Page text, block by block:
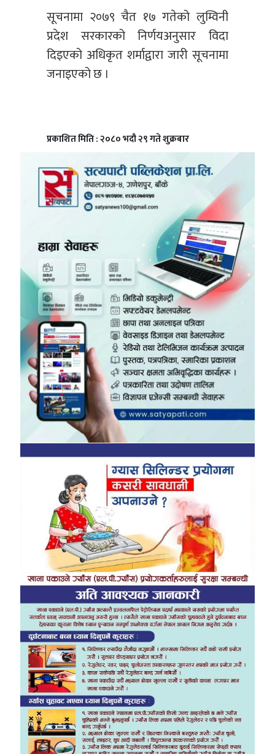
सूचनामा २०७९ चैत १७ गतेको लुम्विनी
प्रदेश सरकारको निर्णयअनुसार विदा
दिइएको अधिकृत शर्माद्वारा जारी सूचनामा
जनाइएको छ ।
प्रकाशित मिति : २०८० भदौ २९ गते शुक्रबार